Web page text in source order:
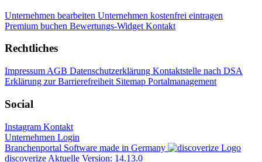
Unternehmen bearbeiten Unternehmen kostenfrei eintragen
Premium buchen Bewertungs-Widget Kontakt
Rechtliches
Impressum AGB Datenschutzerklärung Kontaktstelle nach DSA
Erklärung zur Barrierefreiheit Sitemap Portalmanagement
Social
Instagram Kontakt
Unternehmen Login
Branchenportal Software made in Germany
discoverize Aktuelle Version: 14.13.0